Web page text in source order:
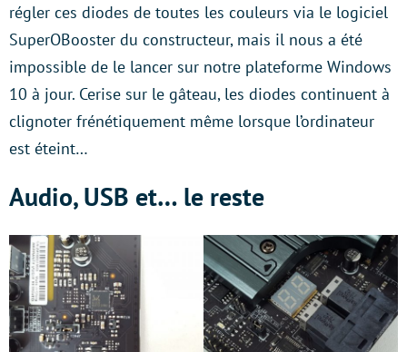
régler ces diodes de toutes les couleurs via le logiciel
SuperOBooster du constructeur, mais il nous a été
impossible de le lancer sur notre plateforme Windows
10 à jour. Cerise sur le gâteau, les diodes continuent à
clignoter frénétiquement même lorsque l’ordinateur
est éteint…
Audio, USB et… le reste